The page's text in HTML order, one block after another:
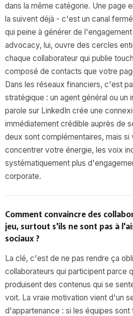
dans la même catégorie. Une page
la suivent déjà - c'est un canal
qui peine à générer de
advocacy, lui, ouvre des cercles
chaque collaborateur qui publie
composé de contacts que votre
Dans les réseaux financiers, c'est
stratégique : un agent général ou un
parole sur LinkedIn crée une
immédiatement crédible auprès de
deux sont complémentaires, mais
concentrer votre énergie, les voix
systématiquement plus
corporate.
Comment convaincre des
jeu, surtout s'ils ne sont pas à
sociaux ?
La clé, c'est de ne pas rendre ça
collaborateurs qui participent parce
produisent des contenus qui se
voit. La vraie motivation vient d'un
d'appartenance : si les équipes